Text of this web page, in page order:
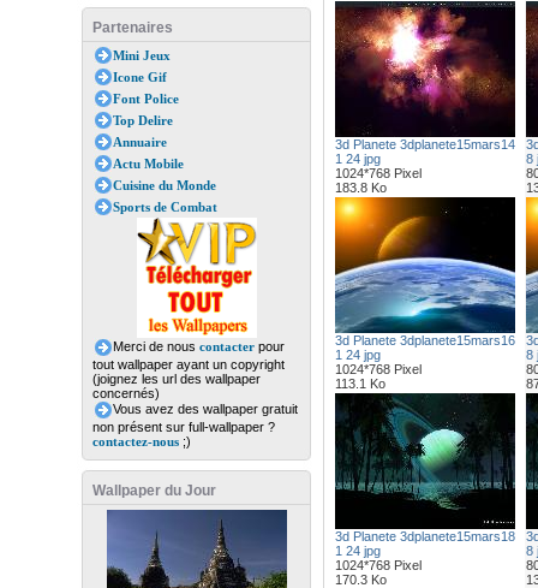
Partenaires
Mini Jeux
Icone Gif
Font Police
Top Delire
Annuaire
Actu Mobile
Cuisine du Monde
Sports de Combat
Merci de nous contacterpour
tout wallpaper ayant un copyright
(joignez les url des wallpaper
concernés)
Vous avez des wallpaper gratuit
non présent sur full-wallpaper ?
contactez-nous;)
Wallpaper du Jour
3d Planete 3dplanete15mars14
1 24 jpg
1024*768 Pixel
183.8 Ko
8
3d Planete 3dplanete15mars16
1 24 jpg
1024*768 Pixel
113.1 Ko
8
3d Planete 3dplanete15mars18
1 24 jpg
1024*768 Pixel
170.3 Ko
8